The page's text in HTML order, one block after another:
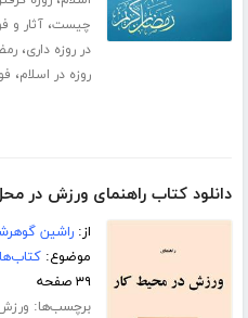
چیست،آثار و
در روزه داری،
روزه در اسلام،
دانلود کتاب راهنمای ورزش در
از:راشین
موضوع:
۳۹ صفحه
برچسب‌ها: